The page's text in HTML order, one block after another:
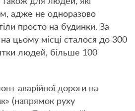
адже не одноразово
просто на будинки. За
цьому місці сталося до 300
людей, більше 100
аварійної дороги на
(напрямок руху